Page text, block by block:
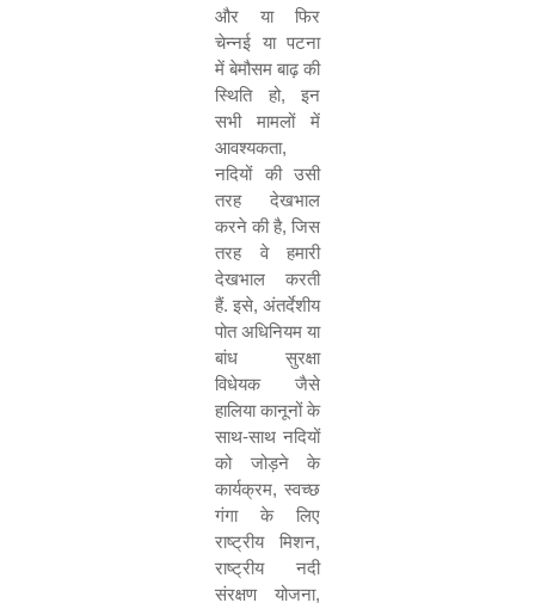
और या फिर
चेन्नई या पटना
में बेमौसम बाढ़ की
स्थिति हो, इन
सभी मामलों में
आवश्यकता,
नदियों की उसी
तरह देखभाल
करने की है, जिस
तरह वे हमारी
देखभाल करती
हैं. इसे, अंतर्देशीय
पोत अधिनियम या
बांध सुरक्षा
विधेयक जैसे
हालिया कानूनों के
साथ-साथ नदियों
को जोड़ने के
कार्यक्रम, स्वच्छ
गंगा के लिए
राष्ट्रीय मिशन,
राष्ट्रीय नदी
संरक्षण योजना,